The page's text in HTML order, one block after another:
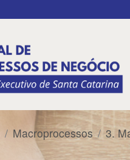
Macroprocessos 3.